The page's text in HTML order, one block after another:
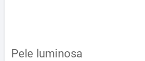
Pele luminosa